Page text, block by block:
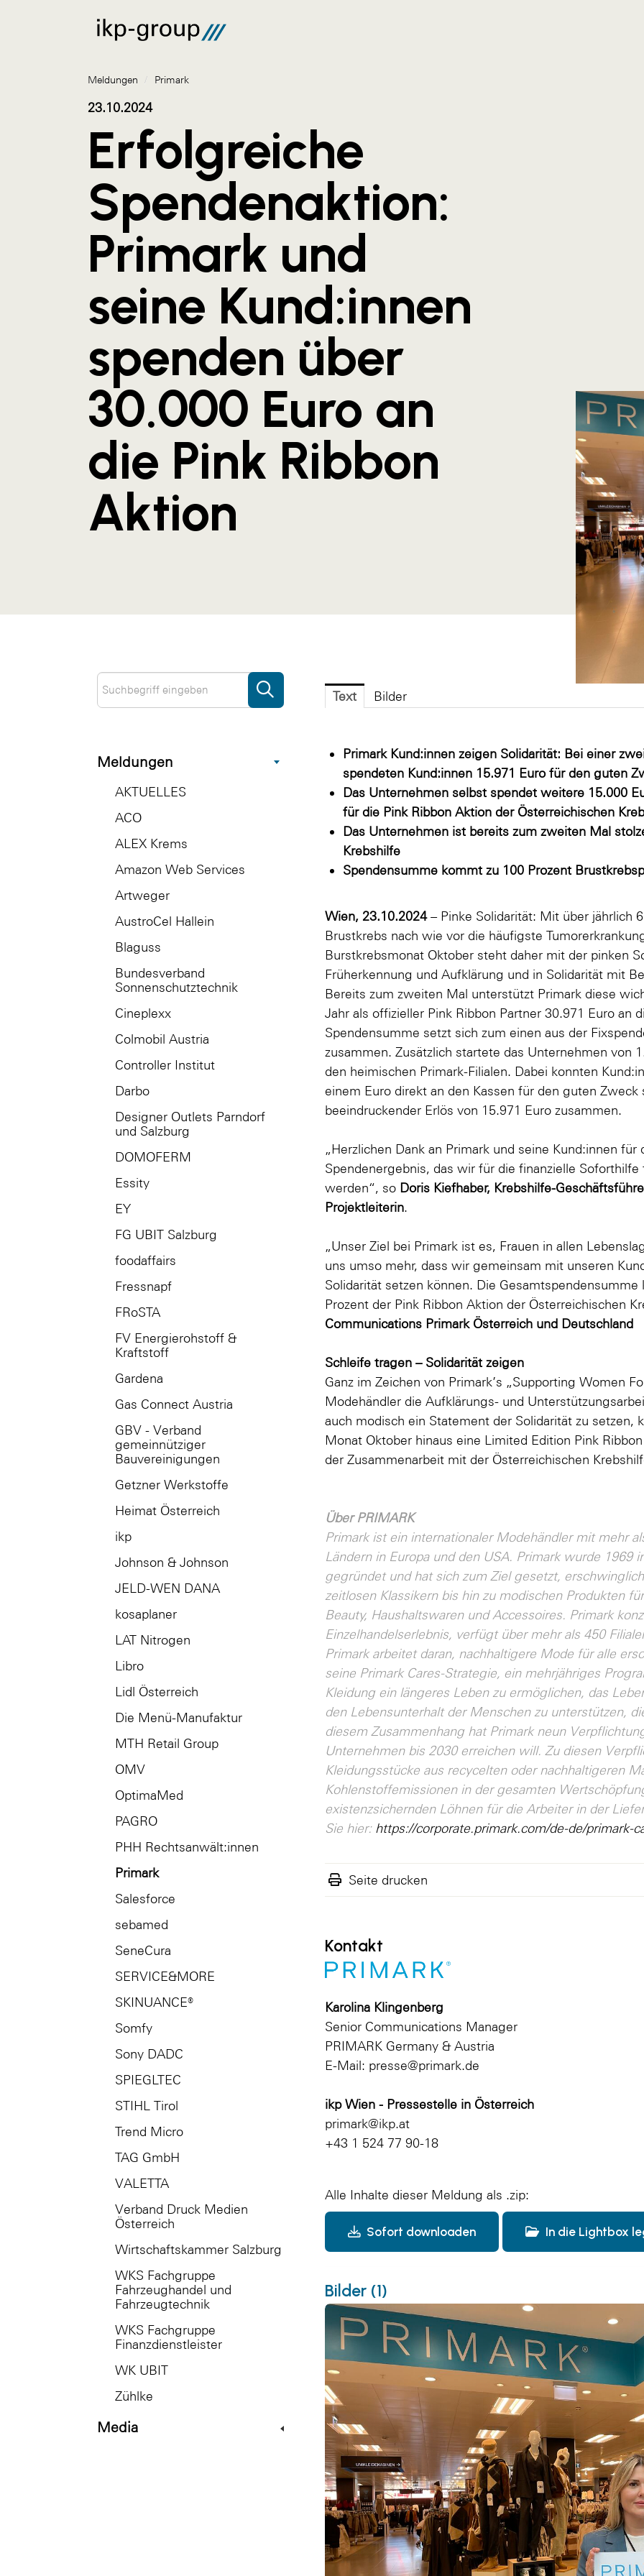
Meldungen
AKTUELLES
ACO
ALEX Krems
Amazon Web Services
Artweger
AustroCel Hallein
Blaguss
Bundesverband
Sonnenschutztechnik
Cineplexx
Colmobil Austria
Controller Institut
Darbo
Designer Outlets Parndorf
und Salzburg
DOMOFERM
Essity
EY
FG UBIT Salzburg
foodaffairs
Fressnapf
FRoSTA
FV Energierohstoff &
Kraftstoff
Gardena
Gas Connect Austria
GBV - Verband
gemeinnütziger
Bauvereinigungen
Getzner Werkstoffe
Heimat Österreich
ikp
Johnson & Johnson
JELD-WEN DANA
kosaplaner
LAT Nitrogen
Libro
Lidl Österreich
Die Menü-Manufaktur
MTH Retail Group
OMV
OptimaMed
PAGRO
PHH Rechtsanwält:innen
Primark
Salesforce
sebamed
SeneCura
SERVICE&MORE
SKINUANCE®
Somfy
Sony DADC
SPIEGLTEC
STIHL Tirol
Trend Micro
TAG GmbH
VALETTA
Verband Druck Medien
Österreich
Wirtschaftskammer Salzburg
WKS Fachgruppe
Fahrzeughandel und
Fahrzeugtechnik
WKS Fachgruppe
Finanzdienstleister
WK UBIT
Zühlke
Media
Meldungen / Primark
23.10.2024
Erfolgreiche
Spendenaktion:
Primark und
seine Kund:innen
spenden über
30.000 Euro an
die Pink Ribbon
Aktion
Text Bilder
Primark Kund:innen zeigen Solidarität: Bei einer
spendeten Kund:innen 15.971 Euro für den guten
Das Unternehmen selbst spendet weitere 15.000
für die Pink Ribbon Aktion der Österreichischen
Das Unternehmen ist bereits zum zweiten Mal
Krebshilfe
Spendensumme kommt zu 100 Prozent
Wien, 23.10.2024– Pinke Solidarität: Mit über jährlich
Brustkrebs nach wie vor die häufigste
Burstkrebsmonat Oktober steht daher mit der pinken
Früherkennung und Aufklärung und in Solidarität mit
Bereits zum zweiten Mal unterstützt Primark diese
Jahr als offizieller Pink Ribbon Partner 30.971 Euro an
Spendensumme setzt sich zum einen aus der
zusammen. Zusätzlich startete das Unternehmen von
den heimischen Primark-Filialen. Dabei konnten
einem Euro direkt an den Kassen für den guten Zweck
beeindruckender Erlös von 15.971 Euro zusammen.
„Herzlichen Dank an Primark und seine Kund:innen
Spendenergebnis, das wir für die finanzielle
werden“, so Doris Kiefhaber, Krebshilfe-
Projektleiterin.
„Unser Ziel bei Primark ist es, Frauen in allen
uns umso mehr, dass wir gemeinsam mit unseren
Solidarität setzen können. Die
Prozent der Pink Ribbon Aktion der Österreichischen
Communications Primark Österreich und Deutschland
Schleife tragen – Solidarität zeigen
Ganz im Zeichen von Primark’s „Supporting Women
Modehändler die Aufklärungs- und
auch modisch ein Statement der Solidarität zu setzen,
Monat Oktober hinaus eine Limited Edition Pink
der Zusammenarbeit mit der Österreichischen
Über PRIMARK
Primark ist ein internationaler Modehändler mit mehr
Ländern in Europa und den USA. Primark wurde 1969
gegründet und hat sich zum Ziel gesetzt,
zeitlosen Klassikern bis hin zu modischen Produkten
Beauty, Haushaltswaren und Accessoires. Primark
Einzelhandelserlebnis, verfügt über mehr als 450
Primark arbeitet daran, nachhaltigere Mode für alle
seine Primark Cares-Strategie, ein mehrjähriges
Kleidung ein längeres Leben zu ermöglichen, das
den Lebensunterhalt der Menschen zu unterstützen,
diesem Zusammenhang hat Primark neun
Unternehmen bis 2030 erreichen will. Zu diesen
Kleidungsstücke aus recycelten oder nachhaltigeren
Kohlenstoffemissionen in der gesamten
existenzsichernden Löhnen für die Arbeiter in der
Sie hier: https://corporate.primark.com/de-de/primark-
Seite drucken
Kontakt
Karolina Klingenberg
Senior Communications Manager
PRIMARK Germany & Austria
E-Mail: presse@primark.de
ikp Wien - Pressestelle in Österreich
primark@ikp.at
+43 1 524 77 90-18
Alle Inhalte dieser Meldung als .zip:
Sofort downloaden In die Lightbox
Bilder (1)